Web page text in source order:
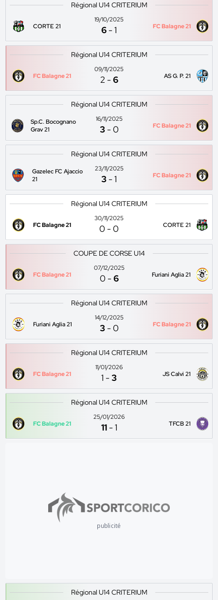
Régional U14 CRITERIUM
CORTE 21
19/10/2025
6 -1 FC Balagne 21
Régional U14 CRITERIUM
FC Balagne 21
09/11/2025
2 -6 AS G. P. 21
Régional U14 CRITERIUM
Sp.C. Bocognano
Grav 21
16/11/2025
3 -0 FC Balagne 21
Régional U14 CRITERIUM
Gazelec FC Ajaccio
21
23/11/2025
3 -1 FC Balagne 21
Régional U14 CRITERIUM
FC Balagne 21
30/11/2025
0 -0 CORTE 21
COUPE DE CORSE U14
FC Balagne 21
07/12/2025
0 -6 Furiani Aglia 21
Régional U14 CRITERIUM
Furiani Aglia 21
14/12/2025
3 -0 FC Balagne 21
Régional U14 CRITERIUM
FC Balagne 21
11/01/2026
1 -3 JS Calvi 21
Régional U14 CRITERIUM
FC Balagne 21
25/01/2026
11 -1 TFCB 21
publicité
Régional U14 CRITERIUM